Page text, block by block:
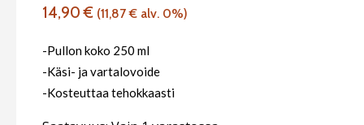
14,90€ (11,87€ alv. 0%)
-Pullon koko 250 ml
-Käsi- ja vartalovoide
-Kosteuttaa tehokkaasti